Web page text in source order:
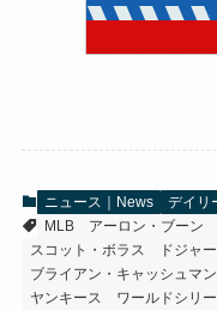
ニュース｜News
デイリ
MLB
アーロン・ブーン
スコット・ボラス
ドジャ
ブライアン・キャッシュマン
ヤンキース
ワールドシリ